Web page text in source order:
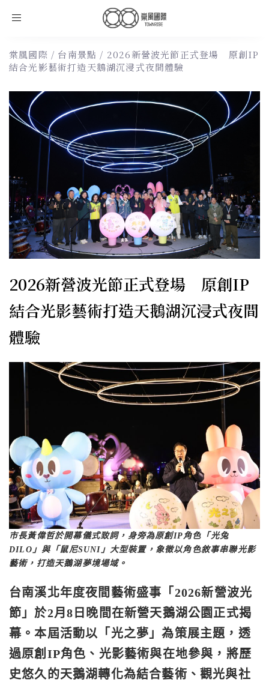
Toggle
棠風國際 / 台南景點 / 2026新營波光節正式登場 原創IP
結合光影藝術打造天鵝湖沉浸式夜間體驗
2026新營波光節正式登場 原創IP
結合光影藝術打造天鵝湖沉浸式夜間
體驗
市長黃偉哲於開幕儀式致詞，身旁為原創IP角色「光兔
DILO」與「鼠尼SUNI」大型裝置，象徵以角色敘事串聯光影
藝術，打造天鵝湖夢境場域。
台南溪北年度夜間藝術盛事「2026新營波光
節」於2月8日晚間在新營天鵝湖公園正式揭
幕。本屆活動以「光之夢」為策展主題，透
過原創IP角色、光影藝術與在地參與，將歷
史悠久的天鵝湖轉化為結合藝術、觀光與社